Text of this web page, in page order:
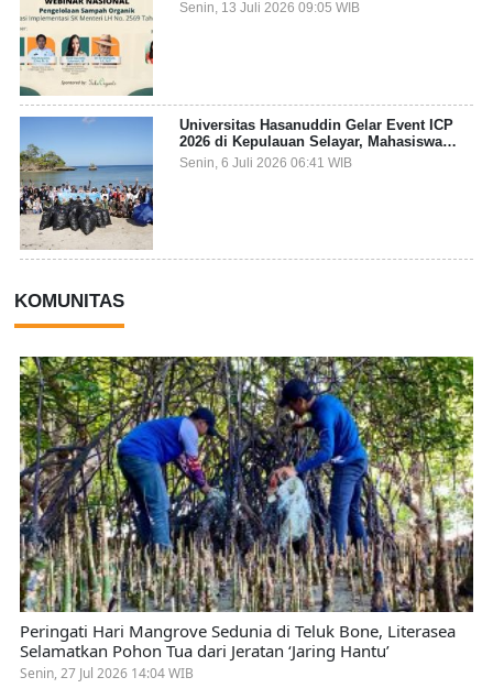
Senin, 13 Juli 2026 09:05 WIB
Universitas Hasanuddin Gelar Event ICP
2026 di Kepulauan Selayar, Mahasiswa
dari 27 Negara Jadi Partisipan
Senin, 6 Juli 2026 06:41 WIB
KOMUNITAS
Peringati Hari Mangrove Sedunia di Teluk Bone, Literasea
Selamatkan Pohon Tua dari Jeratan ‘Jaring Hantu’
Senin, 27 Jul 2026 14:04 WIB